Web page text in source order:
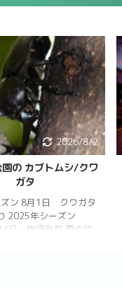
2026/8/2
の カブトムシ/クワ
ガタ
ン 8月1日 クワガタ
2025年シーズン
日 樹液発見 夏の訪